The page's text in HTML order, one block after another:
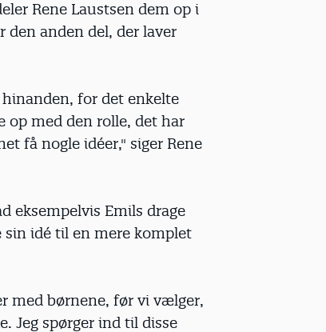
Rene Laustsen dem op i
anden del, der laver
for det enkelte
op med den rolle, det har
få nogle idéer," siger Rene
eksempelvis Emils drage
sin idé til en mere komplet
med børnene, før vi vælger,
Jeg spørger ind til disse